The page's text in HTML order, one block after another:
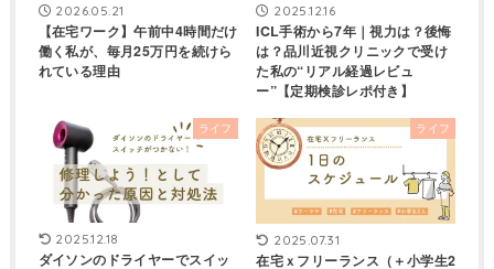
2026.05.21
【在宅ワーク】午前中4時間だけ
働く私が、毎月25万円を続けら
れている理由
2025.12.16
ICL手術から7年｜視力は？後悔
は？品川近視クリニックで受け
た私の“リアル経過レビュ
ー”【定期検診レポ付き】
ライフ
2025.12.18
ダイソンのドライヤーでスイッ
ライフ
2025.07.31
在宅ｘフリーランス（＋小学生2